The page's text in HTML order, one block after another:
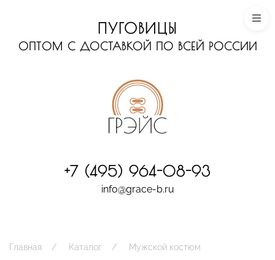
ПУГОВИЦЫ
ОПТОМ С ДОСТАВКОЙ ПО ВСЕЙ РОССИИ
+7 (495) 964-08-93
info@grace-b.ru
Главная Каталог Мужской костюм